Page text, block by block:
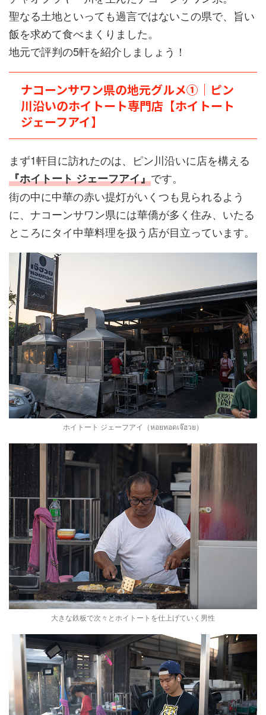
聖なる土地といっても過言ではないこの県で、旨い
飯を求めて食べまくりました。
地元で評判の5軒を紹介しましょう！
ナコーンサワン県の地元グルメ①｜ピン
川沿いのホイトート専門店【ホイトート
ジェーフアイ】
まず1軒目に訪れたのは、ピン川沿いに店を構える
『ホイトート ジェーフアイ』です。
街の中に中華の赤い提灯がいくつも見られるよう
に、ナコーンサワン県には華僑が多く住み、いたる
ところにタイ中華料理を扱う店が目立っています。
ホイトート ジェーフアイ（หอยทอดเจ๊ฮวย）
大きな鉄板で次々とホイトートを仕上げていく男性